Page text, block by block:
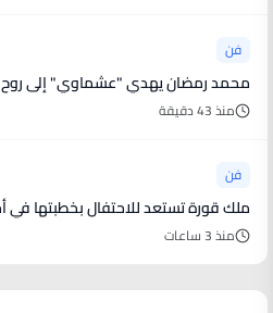
فن
محمد رمضان يهدي "عشماوي" إلى روح
منذ 43 دقيقة
فن
ملك قورة تستعد للاحتفال بخطبتها في
منذ 3 ساعات